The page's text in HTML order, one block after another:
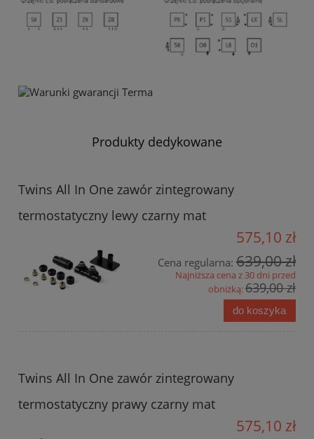
Produkty dedykowane
Twins All In One zawór zintegrowany
termostatyczny lewy czarny mat
575,10 zł
Cena regularna: 639,00 zł
Najniższa cena z 30 dni przed
obniżką:639,00 zł
do koszyka
Twins All In One zawór zintegrowany
termostatyczny prawy czarny mat
575,10 zł